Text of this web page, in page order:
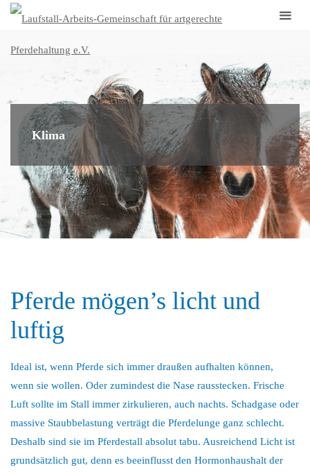
e.V.
Klima
Pferde mögen’s licht und
luftig
Ideal ist, wenn Pferde sich immer draußen aufhalten können,
wenn sie wollen. Oder zumindest die Nase rausstecken. Frische
Luft sollte im Stall immer zirkulieren, auch nachts. Schadgase oder
massive Staubbelastung verträgt die Pferdelunge ganz schlecht.
Deshalb sind sie im Pferdestall absolut tabu. Ausreichend Licht ist
grundsätzlich gut, denn es beeinflusst den Hormonhaushalt der